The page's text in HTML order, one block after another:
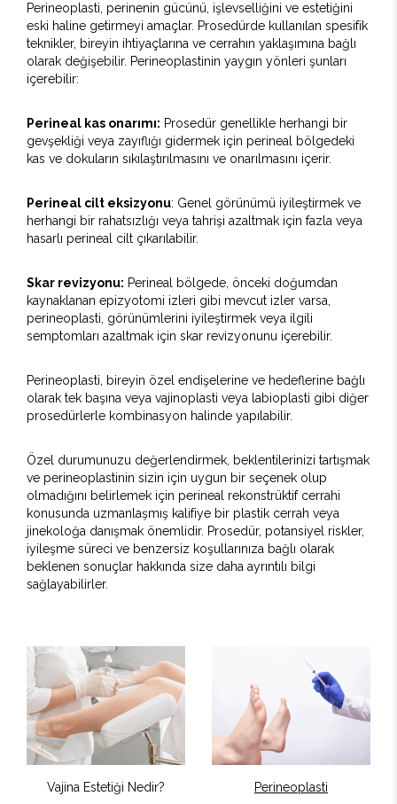
Perineoplasti, perinenin gücünü, işlevselliğini ve estetiğini
eski haline getirmeyi amaçlar. Prosedürde kullanılan spesifik
teknikler, bireyin ihtiyaçlarına ve cerrahın yaklaşımına bağlı
olarak değişebilir. Perineoplastinin yaygın yönleri şunları
içerebilir:
Perineal kas onarımı: Prosedür genellikle herhangi bir
gevşekliği veya zayıflığı gidermek için perineal bölgedeki
kas ve dokuların sıkılaştırılmasını ve onarılmasını içerir.
Perineal cilt eksizyonu: Genel görünümü iyileştirmek ve
herhangi bir rahatsızlığı veya tahrişi azaltmak için fazla veya
hasarlı perineal cilt çıkarılabilir.
Skar revizyonu: Perineal bölgede, önceki doğumdan
kaynaklanan epizyotomi izleri gibi mevcut izler varsa,
perineoplasti, görünümlerini iyileştirmek veya ilgili
semptomları azaltmak için skar revizyonunu içerebilir.
Perineoplasti, bireyin özel endişelerine ve hedeflerine bağlı
olarak tek başına veya vajinoplasti veya labioplasti gibi diğer
prosedürlerle kombinasyon halinde yapılabilir.
Özel durumunuzu değerlendirmek, beklentilerinizi tartışmak
ve perineoplastinin sizin için uygun bir seçenek olup
olmadığını belirlemek için perineal rekonstrüktif cerrahi
konusunda uzmanlaşmış kalifiye bir plastik cerrah veya
jinekoloğa danışmak önemlidir. Prosedür, potansiyel riskler,
iyileşme süreci ve benzersiz koşullarınıza bağlı olarak
beklenen sonuçlar hakkında size daha ayrıntılı bilgi
sağlayabilirler.
Vajina Estetiği Nedir? Perineoplasti